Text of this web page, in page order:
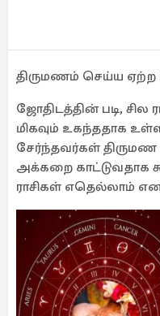
திருமணம் செய்ய ஏற்ற
ஜோதிடத்தின் படி, சில
மிகவும் உகந்ததாக
சேர்ந்தவர்கள் திருமண
அக்கறை காட்டுவதாக
ராசிகள் எதெல்லாம்